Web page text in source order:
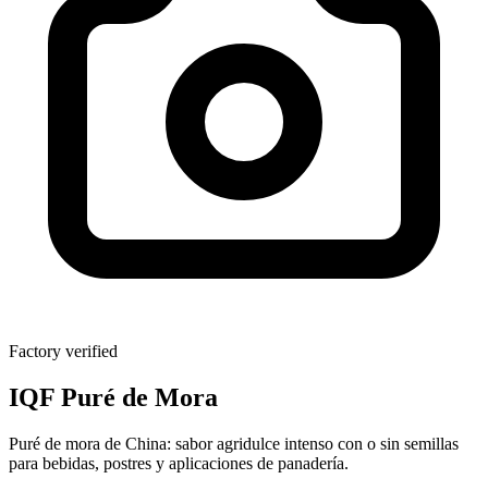
Factory verified
IQF Puré de Mora
Puré de mora de China: sabor agridulce intenso con o sin semillas
para bebidas, postres y aplicaciones de panadería.